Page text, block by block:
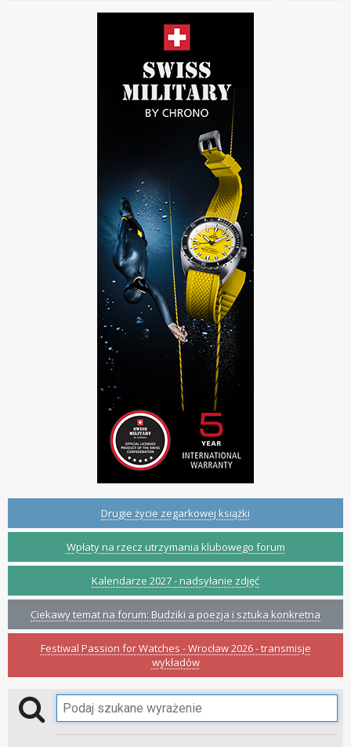
Drugie życie zegarkowej książki
Wpłaty na rzecz utrzymania klubowego forum
Kalendarze 2027 - nadsyłanie zdjęć
Ciekawy temat na forum: Budziki a poezja i sztuka konkretna
Festiwal Passion for Watches - Wrocław 2026 - transmisje
wykładów